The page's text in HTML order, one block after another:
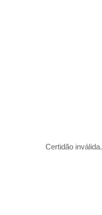
Certidão inválida.